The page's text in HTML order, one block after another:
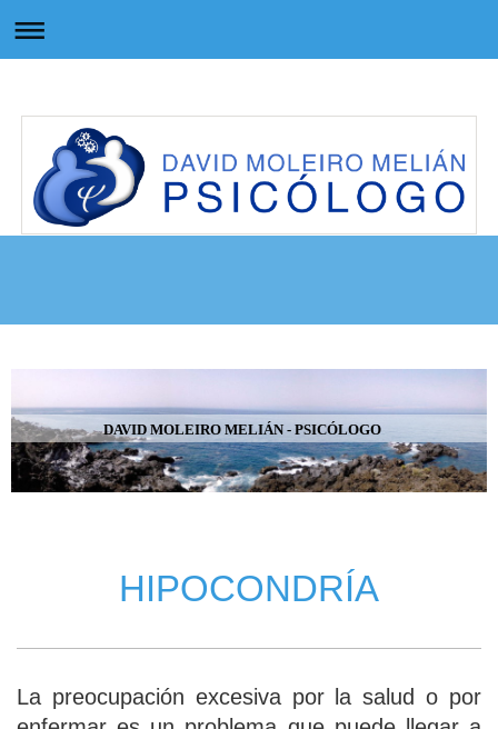
DAVID MOLEIRO MELIÁN - PSICÓLOGO
HIPOCONDRÍA
La preocupación excesiva por la salud o por